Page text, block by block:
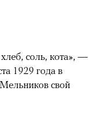
соль, кота», —
1929 года в
свой